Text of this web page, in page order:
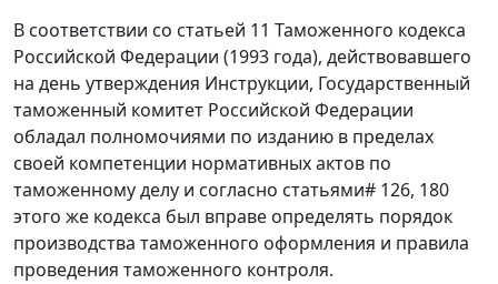
В соответствии со статьей 11 Таможенного кодекса
Российской Федерации (1993 года), действовавшего
на день утверждения Инструкции, Государственный
таможенный комитет Российской Федерации
обладал полномочиями по изданию в пределах
своей компетенции нормативных актов по
таможенному делу и согласно статьями# 126, 180
этого же кодекса был вправе определять порядок
производства таможенного оформления и правила
проведения таможенного контроля.